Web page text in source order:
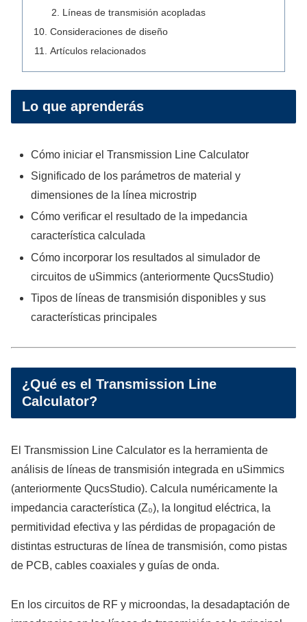
Líneas de transmisión acopladas
Consideraciones de diseño
Artículos relacionados
Lo que aprenderás
Cómo iniciar el Transmission Line Calculator
Significado de los parámetros de material y
dimensiones de la línea microstrip
Cómo verificar el resultado de la impedancia
característica calculada
Cómo incorporar los resultados al simulador de
circuitos de uSimmics (anteriormente QucsStudio)
Tipos de líneas de transmisión disponibles y sus
características principales
¿Qué es el Transmission Line
Calculator?
El Transmission Line Calculator es la herramienta de
análisis de líneas de transmisión integrada en uSimmics
(anteriormente QucsStudio). Calcula numéricamente la
impedancia característica (Z₀), la longitud eléctrica, la
permitividad efectiva y las pérdidas de propagación de
distintas estructuras de línea de transmisión, como pistas
de PCB, cables coaxiales y guías de onda.
En los circuitos de RF y microondas, la desadaptación de